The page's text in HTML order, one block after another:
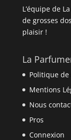
L’équipe de
de grosses
plaisir !
La
Politique
Mentions
Nous
Pros
Connexion